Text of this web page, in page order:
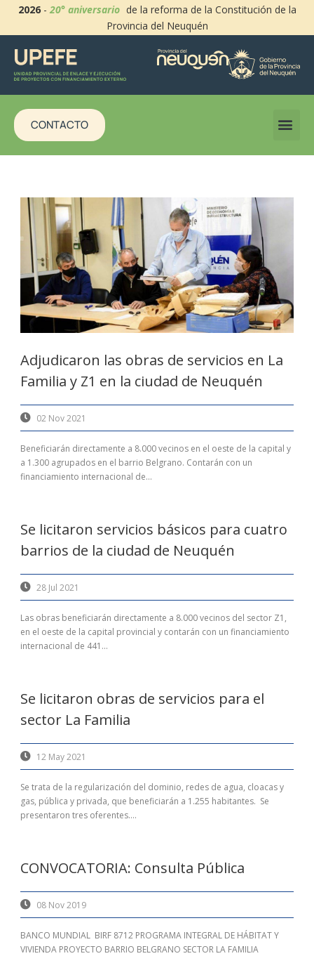
2026-20° aniversario de la reforma de la Constitución de la
Provincia del Neuquén
CONTACTO
Adjudicaron las obras de servicios en La
Familia y Z1 en la ciudad de Neuquén
02 Nov 2021
Beneficiarán directamente a 8.000 vecinos en el oeste de la capital y
a 1.300 agrupados en el barrio Belgrano. Contarán con un
financiamiento internacional de...
Se licitaron servicios básicos para cuatro
barrios de la ciudad de Neuquén
28 Jul 2021
Las obras beneficiarán directamente a 8.000 vecinos del sector Z1,
en el oeste de la capital provincial y contarán con un financiamiento
internacional de 441...
Se licitaron obras de servicios para el
sector La Familia
12 May 2021
Se trata de la regularización del dominio, redes de agua, cloacas y
gas, pública y privada, que beneficiarán a 1.255 habitantes. Se
presentaron tres oferentes....
CONVOCATORIA: Consulta Pública
08 Nov 2019
BANCO MUNDIAL BIRF 8712 PROGRAMA INTEGRAL DE HÁBITAT Y
VIVIENDA PROYECTO BARRIO BELGRANO SECTOR LA FAMILIA